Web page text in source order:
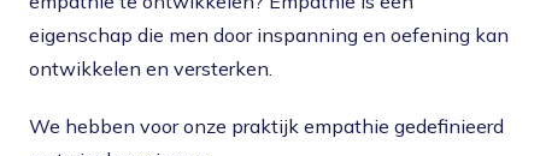
eigenschap die men door inspanning en oefening kan
ontwikkelen en versterken.
We hebben voor onze praktijk empathie gedefinieerd